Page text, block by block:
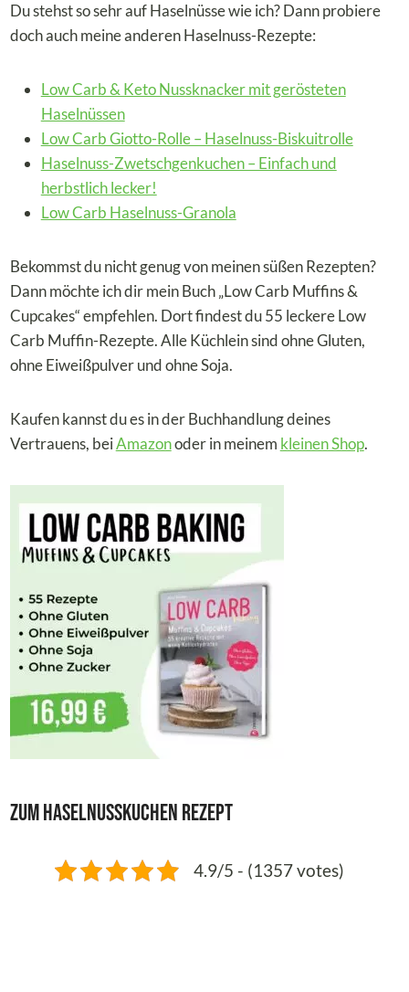
Du stehst so sehr auf Haselnüsse wie ich? Dann probiere
doch auch meine anderen Haselnuss-Rezepte:
Low Carb & Keto Nussknacker mit gerösteten
Haselnüssen
Low Carb Giotto-Rolle – Haselnuss-Biskuitrolle
Haselnuss-Zwetschgenkuchen – Einfach und
herbstlich lecker!
Low Carb Haselnuss-Granola
Bekommst du nicht genug von meinen süßen Rezepten?
Dann möchte ich dir mein Buch „Low Carb Muffins &
Cupcakes“ empfehlen. Dort findest du 55 leckere Low
Carb Muffin-Rezepte. Alle Küchlein sind ohne Gluten,
ohne Eiweißpulver und ohne Soja.
Kaufen kannst du es in der Buchhandlung deines
Vertrauens, beiAmazonoder in meinem kleinen Shop.
Zum Haselnusskuchen Rezept
4.9/5 - (1357 votes)